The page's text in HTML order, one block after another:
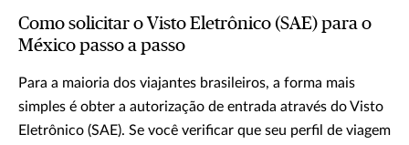
Como solicitar o Visto Eletrônico (SAE) para o
México passo a passo
Para a maioria dos viajantes brasileiros, a forma mais
simples é obter a autorização de entrada através do Visto
Eletrônico (SAE). Se você verificar que seu perfil de viagem